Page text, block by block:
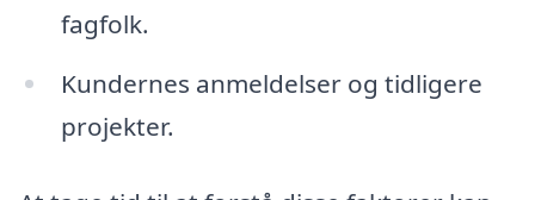
fagfolk.
Kundernes anmeldelser og tidligere
projekter.